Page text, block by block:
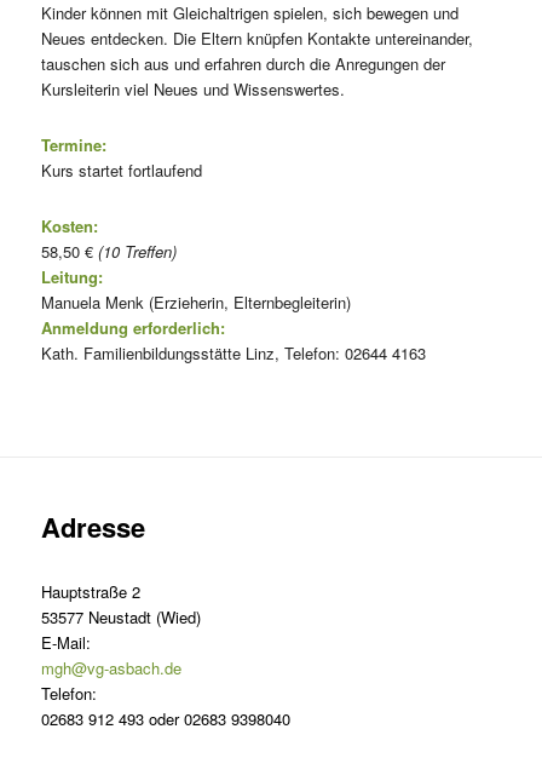
Kinder können mit Gleichaltrigen spielen, sich bewegen und
Neues entdecken. Die Eltern knüpfen Kontakte untereinander,
tauschen sich aus und erfahren durch die Anregungen der
Kursleiterin viel Neues und Wissenswertes.
Termine:
Kurs startet fortlaufend
Kosten:
58,50 € (10 Treffen)
Leitung:
Manuela Menk (Erzieherin, Elternbegleiterin)
Anmeldung erforderlich:
Kath. Familienbildungsstätte Linz, Telefon: 02644 4163
Adresse
Hauptstraße 2
53577 Neustadt (Wied)
E-Mail:
mgh@vg-asbach.de
Telefon:
02683 912 493 oder 02683 9398040